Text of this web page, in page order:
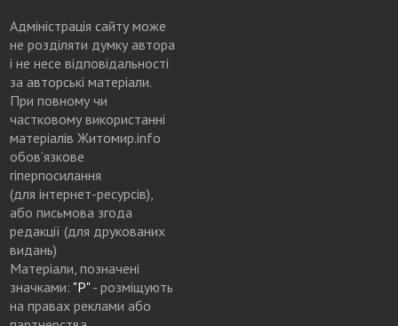
Адміністрація сайту може
не розділяти думку автора
і не несе відповідальності
за авторські матеріали.
При повному чи
частковому використанні
матеріалів Житомир.info
обов’язкове
гіперпосилання
(для інтернет-ресурсів),
або письмова згода
редакції (для друкованих
видань)
Матеріали, позначені
значками: "Р"- розміщують
на правах реклами або